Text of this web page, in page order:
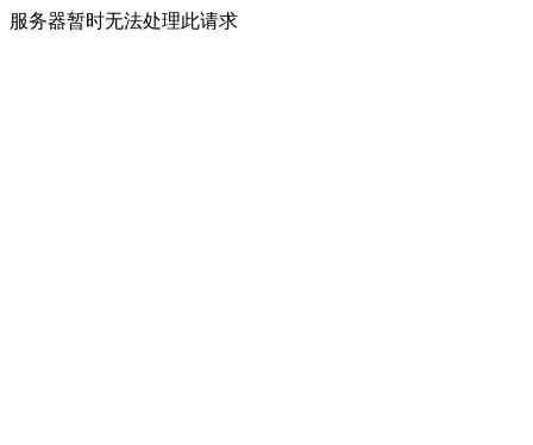
服务器暂时无法处理此请求